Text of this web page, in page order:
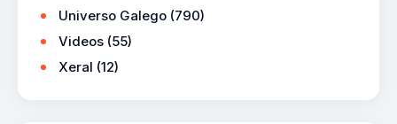
Universo Galego (790)
Videos (55)
Xeral (12)